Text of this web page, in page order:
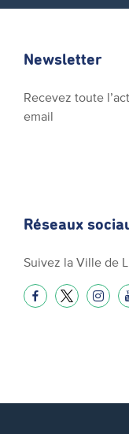
Newsletter
Recevez toute
email
Réseaux
Suivez la Ville de